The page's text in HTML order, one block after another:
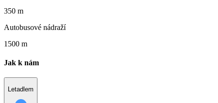
350 m
Autobusové nádraží
1500 m
Jak k nám
Letadlem